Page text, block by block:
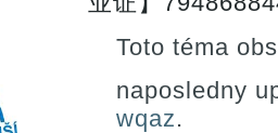
Toto téma
naposledny
wqaz.